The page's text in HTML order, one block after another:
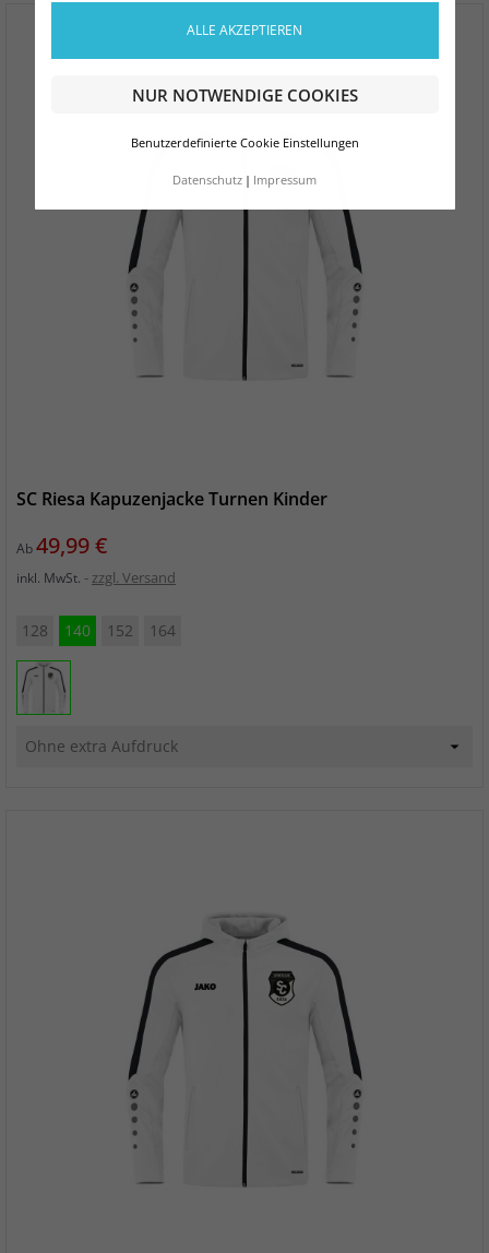
ALLE AKZEPTIEREN
NUR NOTWENDIGE COOKIES
Benutzerdefinierte Cookie Einstellungen
Datenschutz Impressum
SC Riesa Kapuzenjacke Turnen Kinder
AbPreis
49,99 €
inkl. MwSt. zzgl. Versand
128 140 152 164